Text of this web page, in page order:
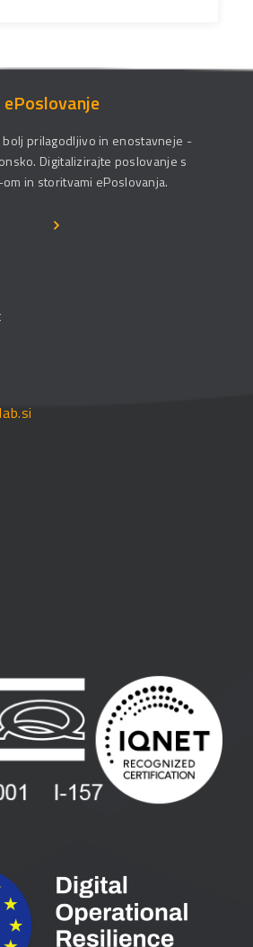
ePoslovanje
prilagodljivo in enostavneje -
Digitalizirajte poslovanje s
om in storitvami ePoslovanja.